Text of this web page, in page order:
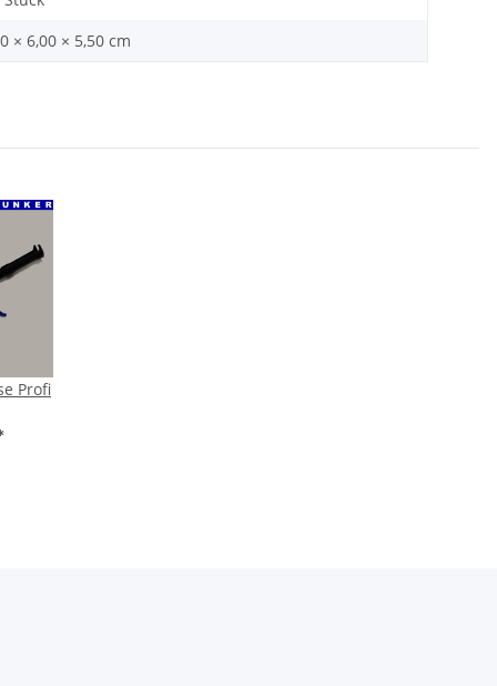
× 6,00 × 5,50 cm
Profi